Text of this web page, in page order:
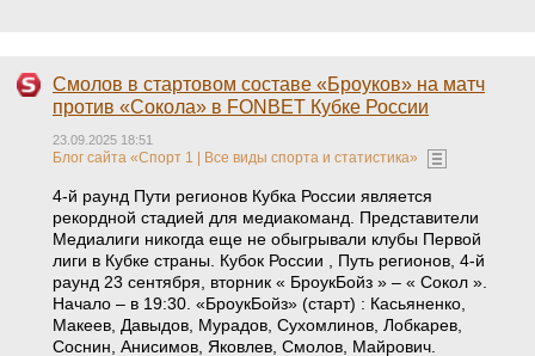
Смолов в стартовом составе «Броуков» на матч
против «Сокола» в FONBET Кубке России
23.09.2025 18:51
Блог сайта «Спорт 1 | Все виды спорта и статистика»
4-й раунд Пути регионов Кубка России является
рекордной стадией для медиакоманд. Представители
Медиалиги никогда еще не обыгрывали клубы Первой
лиги в Кубке страны. Кубок России , Путь регионов, 4-й
раунд 23 сентября, вторник « БроукБойз » – « Сокол ».
Начало – в 19:30. «БроукБойз» (старт) : Касьяненко,
Макеев, Давыдов, Мурадов, Сухомлинов, Лобкарев,
Соснин, Анисимов, Яковлев, Смолов, Майрович.